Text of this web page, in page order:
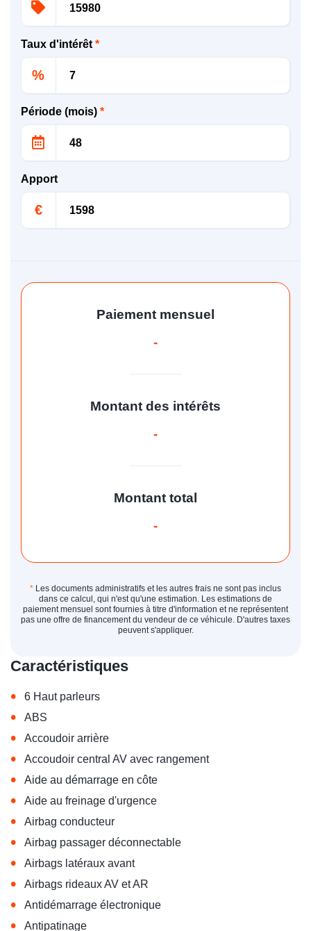
Taux d'intérêt *
%
Période (mois) *
Apport
€
Paiement mensuel
-
Montant des intérêts
-
Montant total
-
* Les documents administratifs et les autres frais ne sont pas inclus
dans ce calcul, qui n'est qu'une estimation. Les estimations de
paiement mensuel sont fournies à titre d'information et ne représentent
pas une offre de financement du vendeur de ce véhicule. D'autres taxes
peuvent s'appliquer.
Caractéristiques
• 6 Haut parleurs
• ABS
• Accoudoir arrière
• Accoudoir central AV avec rangement
• Aide au démarrage en côte
• Aide au freinage d'urgence
• Airbag conducteur
• Airbag passager déconnectable
• Airbags latéraux avant
• Airbags rideaux AV et AR
• Antidémarrage électronique
• Antipatinage